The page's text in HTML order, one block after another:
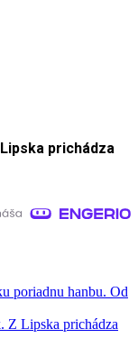
prichádza
poriadnu hanbu. Od
Lipska prichádza